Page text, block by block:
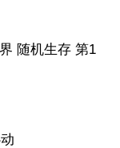
随机生存 第1